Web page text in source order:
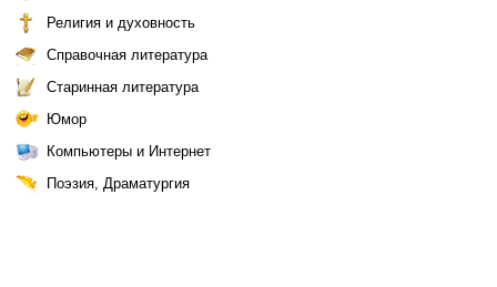
Религия и духовность
Справочная литература
Старинная литература
Юмор
Компьютеры и Интернет
Поэзия, Драматургия